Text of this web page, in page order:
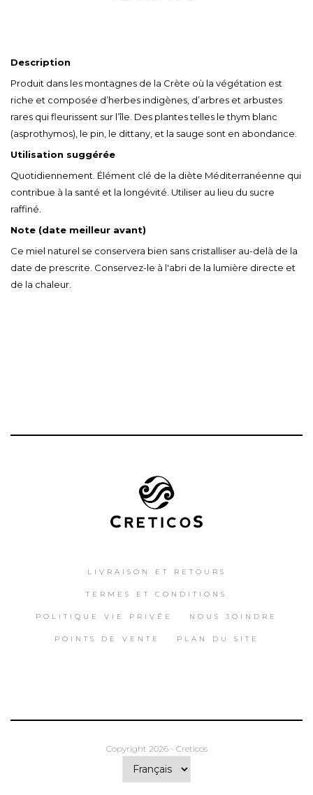
Description
Produit dans les montagnes de la Crète où la végétation est
riche et composée d’herbes indigènes, d’arbres et arbustes
rares qui fleurissent sur l’île. Des plantes telles le thym blanc
(asprothymos), le pin, le dittany, et la sauge sont en abondance.
Utilisation suggérée
Quotidiennement. Élément clé de la diète Méditerranéenne qui
contribue à la santé et la longévité. Utiliser au lieu du sucre
raffiné.
Note (date meilleur avant)
Ce miel naturel se conservera bien sans cristalliser au-delà de la
date de prescrite. Conservez-le à l'abri de la lumière directe et
de la chaleur.
LIVRAISON ET RETOURS
TERMES ET CONDITIONS
POLITIQUE VIE PRIVÉE NOUS JOINDRE
POINTS DE VENTE PLAN DU SITE
Copyright 2026 - Creticos